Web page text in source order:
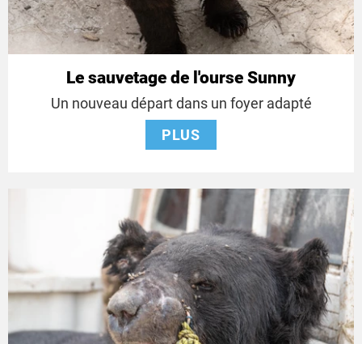
Le sauvetage de l'ourse Sunny
Un nouveau départ dans un foyer adapté
PLUS